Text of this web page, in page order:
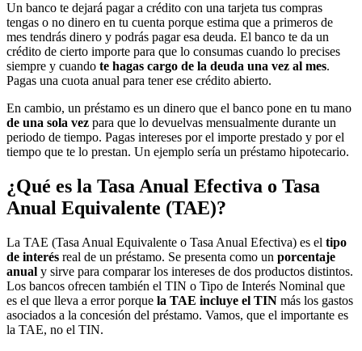
Un banco te dejará pagar a crédito con una tarjeta tus compras
tengas o no dinero en tu cuenta porque estima que a primeros de
mes tendrás dinero y podrás pagar esa deuda. El banco te da un
crédito de cierto importe para que lo consumas cuando lo precises
siempre y cuando te hagas cargo de la deuda una vez al mes.
Pagas una cuota anual para tener ese crédito abierto.
En cambio, un préstamo es un dinero que el banco pone en tu mano
de una sola vez para que lo devuelvas mensualmente durante un
periodo de tiempo. Pagas intereses por el importe prestado y por el
tiempo que te lo prestan. Un ejemplo sería un préstamo hipotecario.
¿Qué es la Tasa Anual Efectiva o Tasa
Anual Equivalente (TAE)?
La TAE (Tasa Anual Equivalente o Tasa Anual Efectiva) es el tipo
de interés real de un préstamo. Se presenta como un porcentaje
anual y sirve para comparar los intereses de dos productos distintos.
Los bancos ofrecen también el TIN o Tipo de Interés Nominal que
es el que lleva a error porque la TAE incluye el TIN más los gastos
asociados a la concesión del préstamo. Vamos, que el importante es
la TAE, no el TIN.